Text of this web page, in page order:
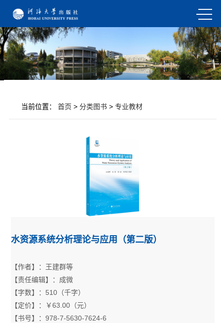
当前位置： 首页 > 分类图书> 专业教材
水资源系统分析理论与应用（第二版）
【作者】：王建群等
【责任编辑】：成微
【字数】：510（千字）
【定价】：￥63.00（元）
【书号】：978-7-5630-7624-6